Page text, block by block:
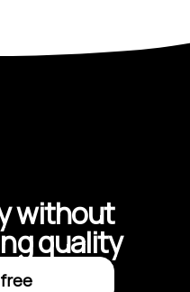
without
quality